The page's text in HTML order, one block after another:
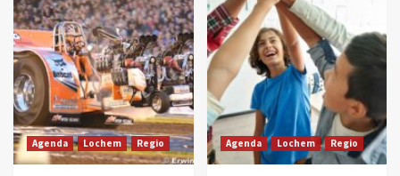
Agenda Lochem Regio Agenda Lochem Regio